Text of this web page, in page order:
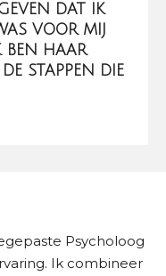
DAT IK
VOOR MIJ
BEN HAAR
STAPPEN DIE
Psycholoog
Ik combineer